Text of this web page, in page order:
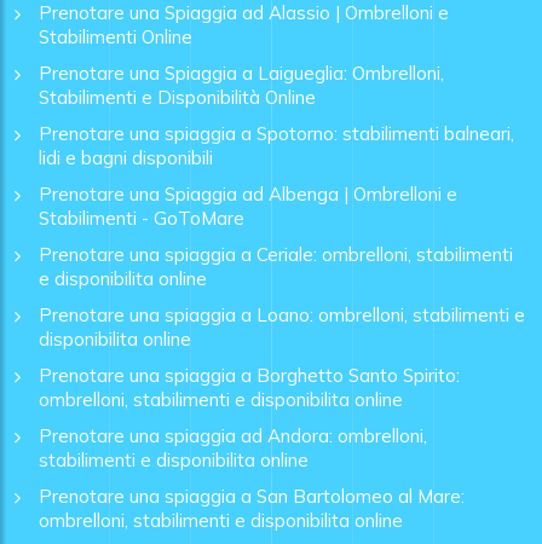
Prenotare una Spiaggia ad Alassio | Ombrelloni e
Stabilimenti Online
Prenotare una Spiaggia a Laigueglia: Ombrelloni,
Stabilimenti e Disponibilità Online
Prenotare una spiaggia a Spotorno: stabilimenti balneari,
lidi e bagni disponibili
Prenotare una Spiaggia ad Albenga | Ombrelloni e
Stabilimenti - GoToMare
Prenotare una spiaggia a Ceriale: ombrelloni, stabilimenti
e disponibilita online
Prenotare una spiaggia a Loano: ombrelloni, stabilimenti e
disponibilita online
Prenotare una spiaggia a Borghetto Santo Spirito:
ombrelloni, stabilimenti e disponibilita online
Prenotare una spiaggia ad Andora: ombrelloni,
stabilimenti e disponibilita online
Prenotare una spiaggia a San Bartolomeo al Mare:
ombrelloni, stabilimenti e disponibilita online